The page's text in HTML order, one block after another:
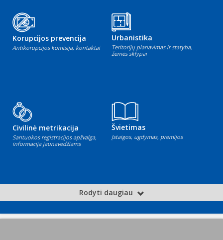
Korupcijos prevencija
Antikorupcijos komisija, kontaktai
Urbanistika
Teritorijų planavimas ir statyba,
žemės sklypai
Civilinė metrikacija
Santuokos registracijos apžvalga,
informacija jaunavedžiams
Švietimas
Įstaigos, ugdymas, premijos
Rodyti daugiau